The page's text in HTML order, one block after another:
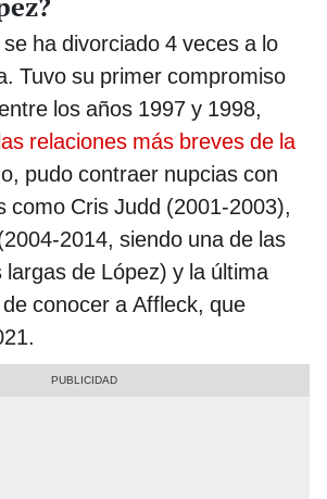
ha divorciado 4 veces a lo
Tuvo su primer compromiso
los años 1997 y 1998,
relaciones más breves de la
pudo contraer nupcias con
como Cris Judd (2001-2003),
2014, siendo una de las
largas de López) y la última
conocer a Affleck, que